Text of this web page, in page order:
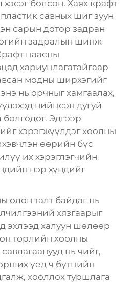
болсон. Хаях крафт
савных шиг зуун
сарын дотор задран
задралын шинж
цаасны
хариуцлагатайгаар
модны ширхэгийг
нь орчныг хамгаалах,
нийцсэн дугуй
Эдгээр
хэрэгжүүлдэг хоолны
өөрийн бүс
их хэрэглэгчийн
нэр хүндийг
олон талт байдаг нь
хязгаарыг
эхлээд халуун шөлөөр
төрлийн хоолны
нь чийг,
үед ч бүтцийн
хооллох туршлага